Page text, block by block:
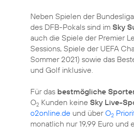
Neben Spielen der
des DFB-Pokals sind im Sky
auch die Spiele der Premier
Sessions, Spiele der UEFA
Sommer 2021) sowie das
und Golf inklusive.
Für das bestmögliche
O2 Kunden keine Sky Live-
o2online.de und überO2
monatlich nur 19,99 Euro und